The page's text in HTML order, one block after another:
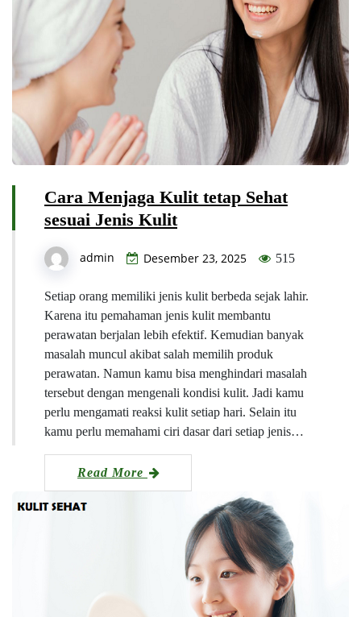
Cara Menjaga Kulit tetap Sehat
sesuai Jenis Kulit
admin Desember 23, 2025 515
Setiap orang memiliki jenis kulit berbeda sejak lahir.
Karena itu pemahaman jenis kulit membantu
perawatan berjalan lebih efektif. Kemudian banyak
masalah muncul akibat salah memilih produk
perawatan. Namun kamu bisa menghindari masalah
tersebut dengan mengenali kondisi kulit. Jadi kamu
perlu mengamati reaksi kulit setiap hari. Selain itu
kamu perlu memahami ciri dasar dari setiap jenis…
Read More